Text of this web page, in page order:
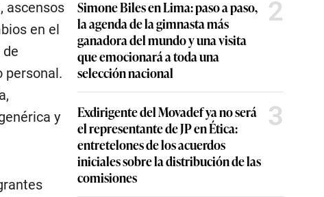
ascensos
en el
personal.
y
Simone Biles en Lima: paso a paso,
la agenda de la gimnasta más
ganadora del mundo y una visita
que emocionará a toda una
selección nacional
2
Exdirigente del Movadef ya no será
el representante de JP en Ética:
entretelones de los acuerdos
iniciales sobre la distribución de las
comisiones
3